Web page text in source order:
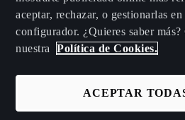
SpainEspañol
de
Planifica tu ruta - Estaciones de
aceptar, rechazar, o gestionarlas en
configurador. ¿Quieres saber más?
nuestra
Política de Cookies.
ACEPTAR